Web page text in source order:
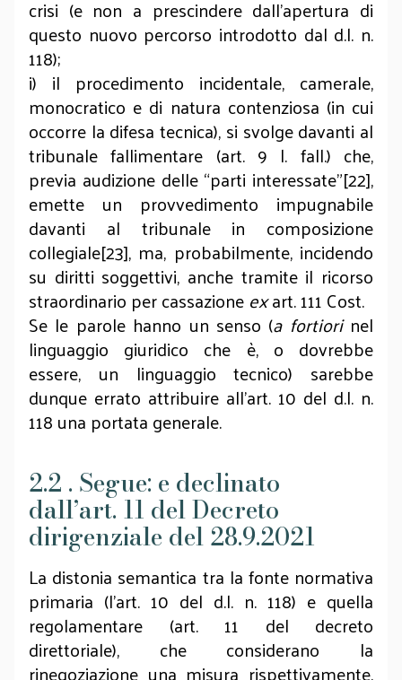
crisi (e non a prescindere dall’apertura di
questo nuovo percorso introdotto dal d.l. n.
118);
i) il procedimento incidentale, camerale,
monocratico e di natura contenziosa (in cui
occorre la difesa tecnica), si svolge davanti al
tribunale fallimentare (art. 9 l. fall.) che,
previa audizione delle “parti interessate”[22],
emette un provvedimento impugnabile
davanti al tribunale in composizione
collegiale[23], ma, probabilmente, incidendo
su diritti soggettivi, anche tramite il ricorso
straordinario per cassazioneexart. 111 Cost.
Se le parole hanno un senso (a fortiorinel
linguaggio giuridico che è, o dovrebbe
essere, un linguaggio tecnico) sarebbe
dunque errato attribuire all’art. 10 del d.l. n.
118 una portata generale.
2.2 . Segue: e declinato
dall’art. 11 del Decreto
dirigenziale del 28.9.2021
La distonia semantica tra la fonte normativa
primaria (l’art. 10 del d.l. n. 118) e quella
regolamentare (art. 11 del decreto
direttoriale), che considerano la